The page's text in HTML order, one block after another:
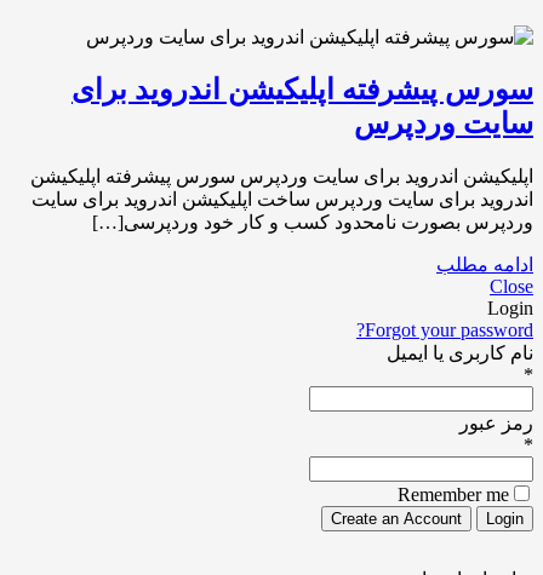
سورس پیشرفته اپلیکیشن اندروید برای
سایت وردپرس
اپلیکیشن اندروید برای سایت وردپرس سورس پیشرفته اپلیکیشن
اندروید برای سایت وردپرس ساخت اپلیکیشن اندروید برای سایت
وردپرس بصورت نامحدود کسب و کار خود وردپرسی[…]
ادامه مطلب
Close
Login
Forgot your password?
نام کاربری یا ایمیل
*
رمز عبور
*
Remember me